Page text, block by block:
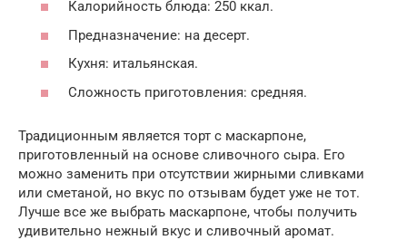
Калорийность блюда: 250 ккал.
Предназначение: на десерт.
Кухня: итальянская.
Сложность приготовления: средняя.
Традиционным является торт с маскарпоне,
приготовленный на основе сливочного сыра. Его
можно заменить при отсутствии жирными сливками
или сметаной, но вкус по отзывам будет уже не тот.
Лучше все же выбрать маскарпоне, чтобы получить
удивительно нежный вкус и сливочный аромат.